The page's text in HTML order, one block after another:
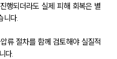
행되더라도 실제 피해 회복은 별
니다.
류 절차를 함께 검토해야 실질적
다.